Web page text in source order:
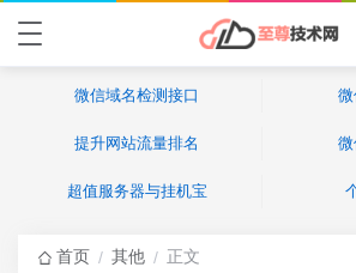
微信域名检测接口
提升网站流量排名
超值服务器与挂机宝
首页 / 其他 / 正文